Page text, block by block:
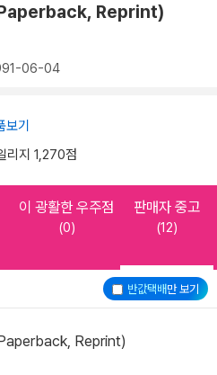
Reprint)
06-04
보기
리지 1,270점
이 광활한 우주점
(0)
판매자 중고
(12)
반값택배만 보기
Reprint)